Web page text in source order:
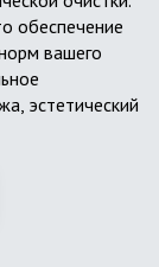
обеспечение
вашего
эстетический